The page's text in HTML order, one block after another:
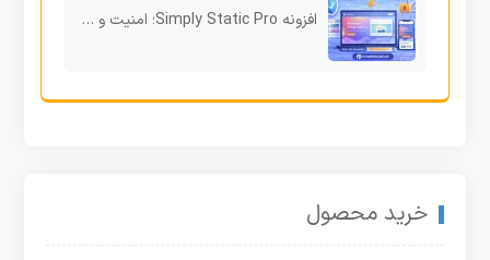
افزونه Simply Static Pro؛ امنیت و سرعت بیشتر برای سایت وردپرسی
خرید محصول